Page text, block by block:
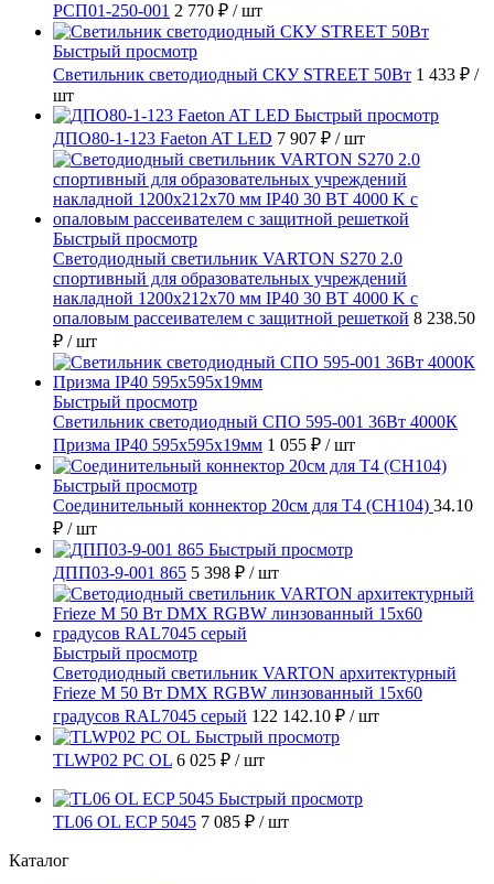
РСП01-250-001 2 770 ₽ / шт
Быстрый просмотр
Светильник светодиодный СКУ STREET 50Вт 1 433 ₽ /
шт
Быстрый просмотр
ДПО80-1-123 Faeton AT LED 7 907 ₽ / шт
Быстрый просмотр
Светодиодный светильник VARTON S270 2.0
спортивный для образовательных учреждений
накладной 1200х212х70 мм IP40 30 ВТ 4000 K с
опаловым рассеивателем с защитной решеткой 8 238.50
₽ / шт
Быстрый просмотр
Светильник светодиодный СПО 595-001 36Вт 4000К
Призма IP40 595х595х19мм 1 055 ₽ / шт
Быстрый просмотр
Соединительный коннектор 20см для T4 (СН104) 34.10
₽ / шт
Быстрый просмотр
ДПП03-9-001 865 5 398 ₽ / шт
Быстрый просмотр
Светодиодный светильник VARTON архитектурный
Frieze M 50 Вт DMX RGBW линзованный 15x60
градусов RAL7045 серый 122 142.10 ₽ / шт
Быстрый просмотр
TLWP02 PC OL 6 025 ₽ / шт
Быстрый просмотр
TL06 OL ECP 5045 7 085 ₽ / шт
Каталог